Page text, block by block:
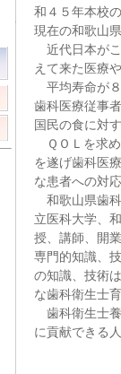
和４５年本校
現在の和歌山
近代日本がこ
えて来た医療
平均寿命が８
歯科医療従事
国民の食に対
ＱＯＬを求め
を遂げ歯科医
な患者への対
和歌山県歯科
立医科大学、
授、講師、開
専門的知識、
の知識、技術
な歯科衛生士
歯科衛生士養
に貢献できる